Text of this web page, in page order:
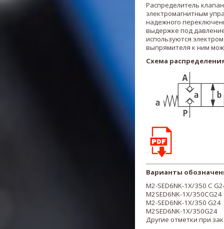
Распределитель
электромагнитным
надежного
выдержке под
используются
выпрямителя к ним
Схема
Варианты
M2-SED6NK-1X/350 C
M2SED6NK-1X/350CG24
M2-SED6NK-1X/350 G24
M2SED6NK-1X/350G24
Другие отметки при